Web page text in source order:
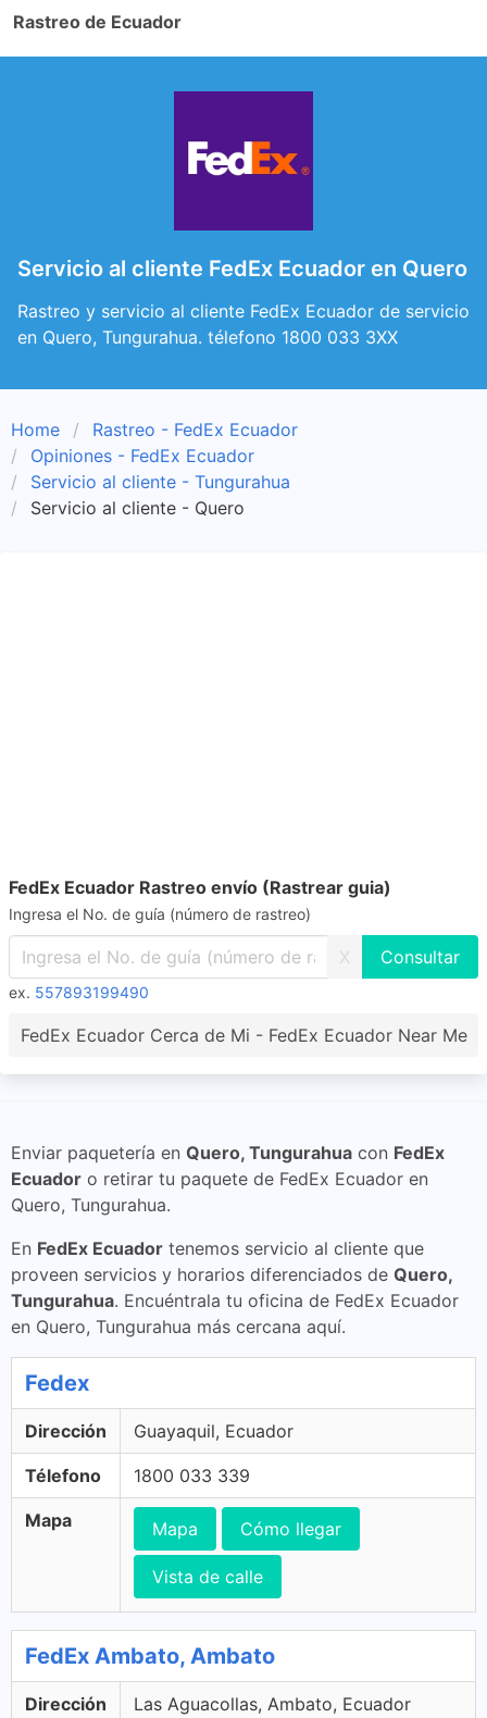
Rastreo de Ecuador
Servicio al cliente FedEx Ecuador en Quero
Rastreo y servicio al cliente FedEx Ecuador de servicio
en Quero, Tungurahua. télefono 1800 033 3XX
Home
Rastreo - FedEx Ecuador
Opiniones - FedEx Ecuador
Servicio al cliente - Tungurahua
Servicio al cliente - Quero
FedEx Ecuador Rastreo envío (Rastrear guia)
Ingresa el No. de guía (número de rastreo)
X
ex. 557893199490
FedEx Ecuador Cerca de Mi - FedEx Ecuador Near Me
Enviar paquetería en Quero, Tungurahua con FedEx
Ecuador o retirar tu paquete de FedEx Ecuador en
Quero, Tungurahua.
En FedEx Ecuador tenemos servicio al cliente que
proveen servicios y horarios diferenciados de Quero,
Tungurahua. Encuéntrala tu oficina de FedEx Ecuador
en Quero, Tungurahua más cercana aquí.
Fedex
Dirección Guayaquil, Ecuador
Télefono 1800 033 339
Mapa Mapa Cómo llegar
Vista de calle
FedEx Ambato, Ambato
Dirección Las Aguacollas, Ambato, Ecuador